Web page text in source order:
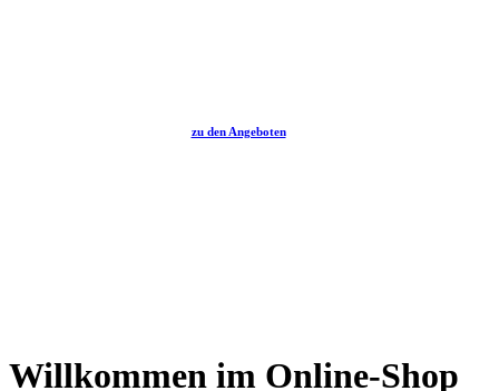
zu den Angeboten
Willkommen im Online-Shop